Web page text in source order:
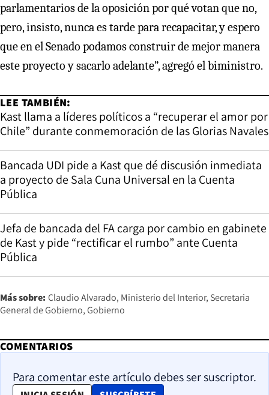
parlamentarios de la oposición por qué votan que no,
pero, insisto, nunca es tarde para recapacitar, y espero
que en el Senado podamos construir de mejor manera
este proyecto y sacarlo adelante”, agregó el biministro.
LEE TAMBIÉN:
Kast llama a líderes políticos a “recuperar el amor por
Chile” durante conmemoración de las Glorias Navales
Bancada UDI pide a Kast que dé discusión inmediata
a proyecto de Sala Cuna Universal en la Cuenta
Pública
Jefa de bancada del FA carga por cambio en gabinete
de Kast y pide “rectificar el rumbo” ante Cuenta
Pública
Más sobre: Claudio Alvarado Ministerio del Interior Secretaria
General de Gobierno Gobierno
COMENTARIOS
Para comentar este artículo debes ser suscriptor.